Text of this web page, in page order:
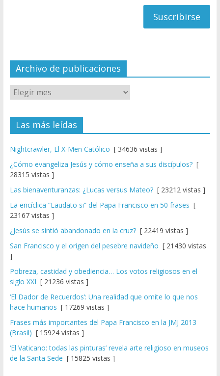
el
Archivo de publicaciones
Las más leídas
Nightcrawler, El X-Men Católico [ 34636 vistas ]
¿Cómo evangeliza Jesús y cómo enseña a sus discípulos?[
28315 vistas ]
Las bienaventuranzas: ¿Lucas versus Mateo?[ 23212 vistas ]
La encíclica “Laudato si” del Papa Francisco en 50 frases [
23167 vistas ]
¿Jesús se sintió abandonado en la cruz?[ 22419 vistas ]
San Francisco y el origen del pesebre navideño [ 21430 vistas
]
Pobreza, castidad y obediencia… Los votos religiosos en el
siglo XXI [ 21236 vistas ]
‘El Dador de Recuerdos’: Una realidad que omite lo que nos
hace humanos [ 17269 vistas ]
Frases más importantes del Papa Francisco en la JMJ 2013
(Brasil) [ 15924 vistas ]
‘El Vaticano: todas las pinturas’ revela arte religioso en museos
de la Santa Sede [ 15825 vistas ]